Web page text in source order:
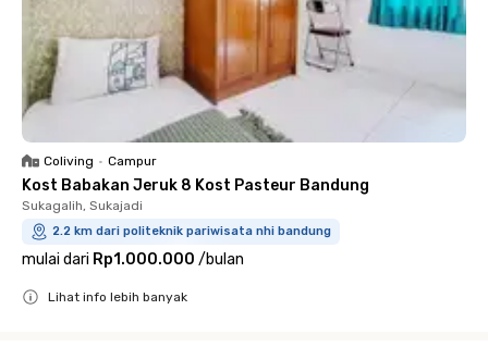
Coliving • Campur
Kost Babakan Jeruk 8 Kost Pasteur Bandung
Sukagalih, Sukajadi
2.2 km dari politeknik pariwisata nhi bandung
mulai dari Rp1.000.000 /bulan
Lihat info lebih banyak